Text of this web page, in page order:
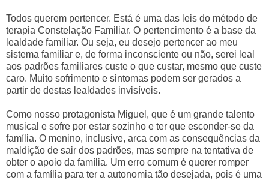
Todos querem pertencer. Está é uma das leis do método de
terapia Constelação Familiar. O pertencimento é a base da
lealdade familiar. Ou seja, eu desejo pertencer ao meu
sistema familiar e, de forma inconsciente ou não, serei leal
aos padrões familiares custe o que custar, mesmo que custe
caro. Muito sofrimento e sintomas podem ser gerados a
partir de destas lealdades invisíveis.
Como nosso protagonista Miguel, que é um grande talento
musical e sofre por estar sozinho e ter que esconder-se da
família. O menino, inclusive, arca com as consequências da
maldição de sair dos padrões, mas sempre na tentativa de
obter o apoio da família. Um erro comum é querer romper
com a família para ter a autonomia tão desejada, pois é uma